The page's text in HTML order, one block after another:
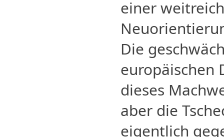
einer
Die
europäischen
dieses
aber die
eigentlich